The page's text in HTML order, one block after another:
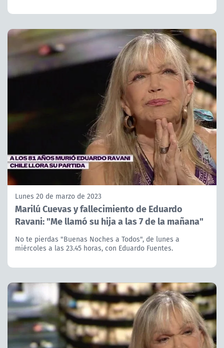
Lunes 20 de marzo de 2023
Marilú Cuevas y fallecimiento de Eduardo
Ravani: "Me llamó su hija a las 7 de la mañana"
No te pierdas "Buenas Noches a Todos", de lunes a
miércoles a las 23.45 horas, con Eduardo Fuentes.